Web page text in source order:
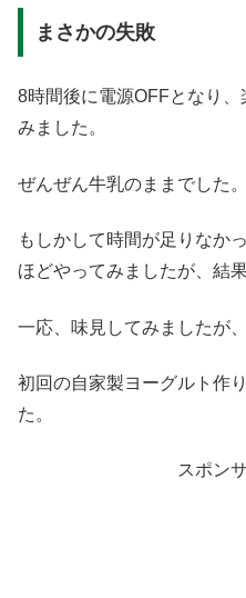
まさかの失敗
8時間後に電源OFFとなり
みました。
ぜんぜん牛乳のままでした。
もしかして時間が足りなか
ほどやってみましたが、結
一応、味見してみましたが
初回の自家製ヨーグルト作
た。
スポン